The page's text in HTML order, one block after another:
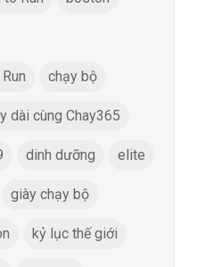
chạy bộ
dài cùng Chay365
dinh dưỡng elite
giày chạy bộ
kỷ lục thế giới